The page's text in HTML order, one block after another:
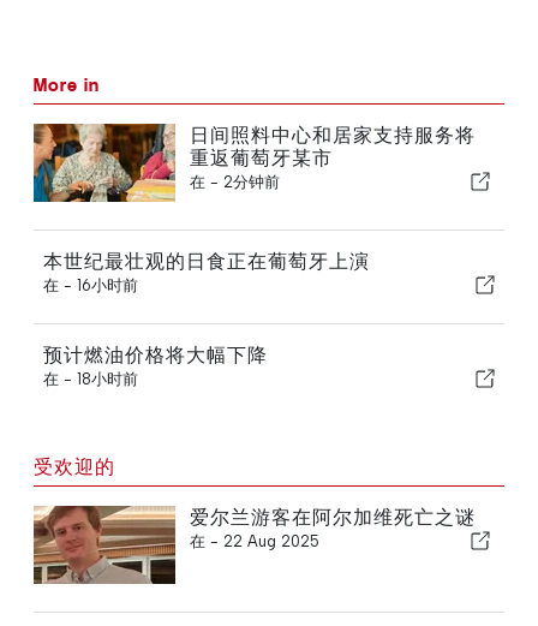
More in
日间照料中心和居家支持服务将
重返葡萄牙某市
在 - 2分钟前
本世纪最壮观的日食正在葡萄牙上演
在 - 16小时前
预计燃油价格将大幅下降
在 - 18小时前
受欢迎的
爱尔兰游客在阿尔加维死亡之谜
在 - 22 Aug 2025